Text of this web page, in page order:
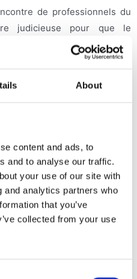
About
content and ads, to
and to analyse our traffic.
your use of our site with
and analytics partners who
that you’ve
collected from your use
de professionnels du
judicieuse pour que le
son projet professionnel.
ressorties tout au long du bilan.
un plan d’action et une
éléments clés qui sont ressortis